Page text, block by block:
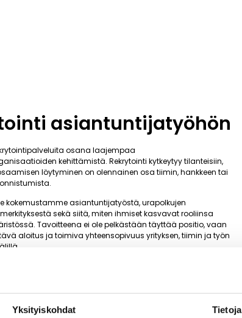
Yksityiskohdat Tietoja
asiantuntijatyöhön
osana laajempaa
kehittämistä. Rekrytointi kytkeytyy tilanteisiin,
löytyminen on olennainen osa tiimin, hankkeen tai
kokemustamme asiantuntijatyöstä, urapolkujen
sekä siitä, miten ihmiset kasvavat rooliinsa
Tavoitteena ei ole pelkästään täyttää positio, vaan
aloitus ja toimiva yhteensopivuus yrityksen, tiimin ja työn